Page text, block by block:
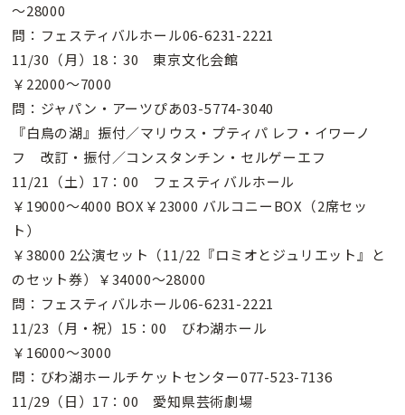
〜28000
問：フェスティバルホール06-6231-2221
11/30（月）18：30 東京文化会館
￥22000〜7000
問：ジャパン・アーツぴあ03-5774-3040
『白鳥の湖』振付／マリウス・プティパ レフ・イワーノ
フ 改訂・振付／コンスタンチン・セルゲーエフ
11/21（土）17：00 フェスティバルホール
￥19000〜4000 BOX￥23000 バルコニーBOX（2席セッ
ト）
￥38000 2公演セット（11/22『ロミオとジュリエット』と
のセット券）￥34000〜28000
問：フェスティバルホール06-6231-2221
11/23（月・祝）15：00 びわ湖ホール
￥16000〜3000
問：びわ湖ホールチケットセンター077-523-7136
11/29（日）17：00 愛知県芸術劇場